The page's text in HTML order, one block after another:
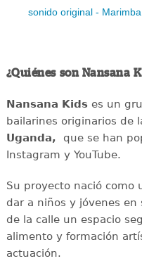
sonido original -
¿Quiénes son Nansana
Nansana Kidses un
bailarines originarios de
Uganda, que se han
Instagram y YouTube.
Su proyecto nació como
dar a niños y jóvenes
de la calle un espacio
alimento y formación
actuación.